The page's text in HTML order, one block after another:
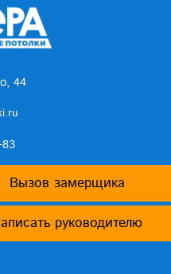
44
Вызов замерщика
руководителю